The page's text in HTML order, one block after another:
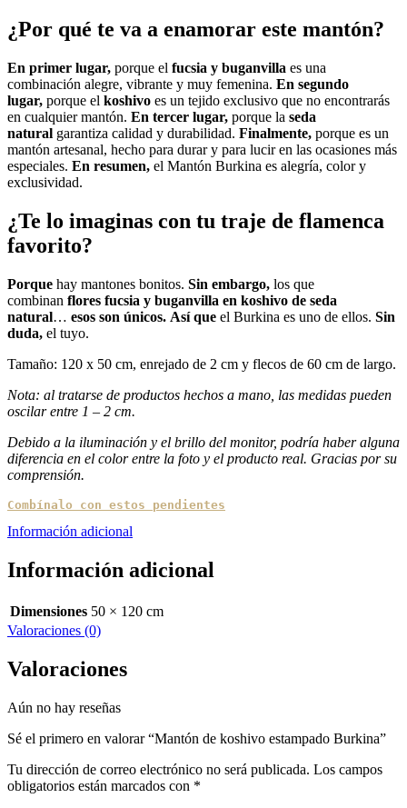
¿Por qué te va a enamorar este mantón?
En primer lugar, porque el fucsia y buganvilla es una
combinación alegre, vibrante y muy femenina. En segundo
lugar, porque el koshivo es un tejido exclusivo que no encontrarás
en cualquier mantón. En tercer lugar, porque la seda
natural garantiza calidad y durabilidad. Finalmente, porque es un
mantón artesanal, hecho para durar y para lucir en las ocasiones más
especiales. En resumen, el Mantón Burkina es alegría, color y
exclusividad.
¿Te lo imaginas con tu traje de flamenca
favorito?
Porque hay mantones bonitos. Sin embargo, los que
combinan flores fucsia y buganvilla en koshivo de seda
natural… esos son únicos. Así que el Burkina es uno de ellos. Sin
duda, el tuyo.
Tamaño: 120 x 50 cm, enrejado de 2 cm y flecos de 60 cm de largo.
Nota: al tratarse de productos hechos a mano, las medidas pueden
oscilar entre 1 – 2 cm.
Debido a la iluminación y el brillo del monitor, podría haber alguna
diferencia en el color entre la foto y el producto real. Gracias por su
comprensión.
Combínalo con estos pendientes
Información adicional
Información adicional
Dimensiones 50 × 120 cm
Valoraciones (0)
Valoraciones
Aún no hay reseñas
Sé el primero en valorar “Mantón de koshivo estampado Burkina”
Tu dirección de correo electrónico no será publicada. Los campos
obligatorios están marcados con *